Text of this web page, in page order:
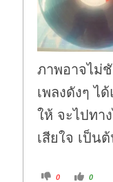
ภาพอาจไม่
เพลงดังๆ ไ
ให้ จะไปทา
เสียใจ เป็น
C 0
C 0